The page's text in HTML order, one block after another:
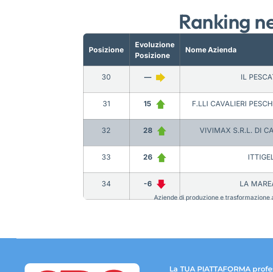
Ranking
Posizione
Evoluzione
Posizione
Nome Azienda
30 — IL
31 15 F.LLI CAVALIERI
32 28 VIVIMAX S.R.L. DI
33 26
34 -6 LA
Aziende di produzione e trasformazione
La TUA PIATTAFORMA